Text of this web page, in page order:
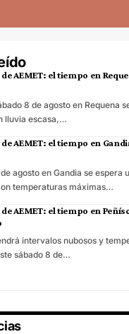
AEMET: el tiempo en
8 de agosto en Requena
lluvia escasa,…
AEMET: el tiempo en
agosto en Gandia se espera
temperaturas máximas…
AEMET: el tiempo en
intervalos nubosos y
sábado 8 de…